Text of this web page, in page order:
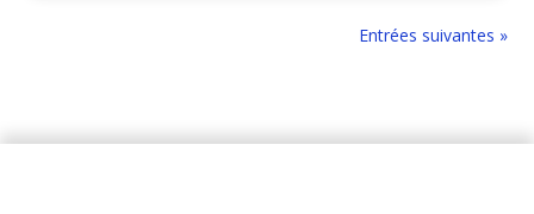
Entrées suivantes »